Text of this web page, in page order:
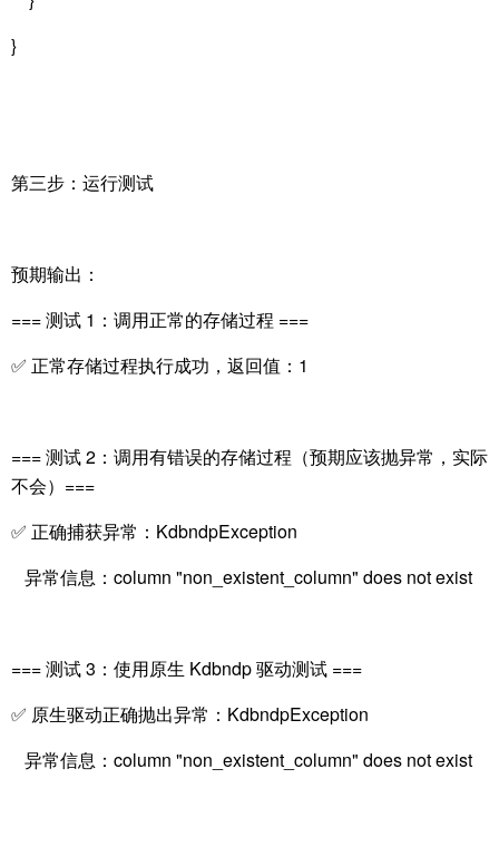
}
第三步：运行测试
预期输出：
=== 测试 1：调用正常的存储过程 ===
✅ 正常存储过程执行成功，返回值：1
=== 测试 2：调用有错误的存储过程（预期应该抛异常，实际
不会）===
✅ 正确捕获异常：KdbndpException
异常信息：column "non_existent_column" does not exist
=== 测试 3：使用原生 Kdbndp 驱动测试 ===
✅ 原生驱动正确抛出异常：KdbndpException
异常信息：column "non_existent_column" does not exist